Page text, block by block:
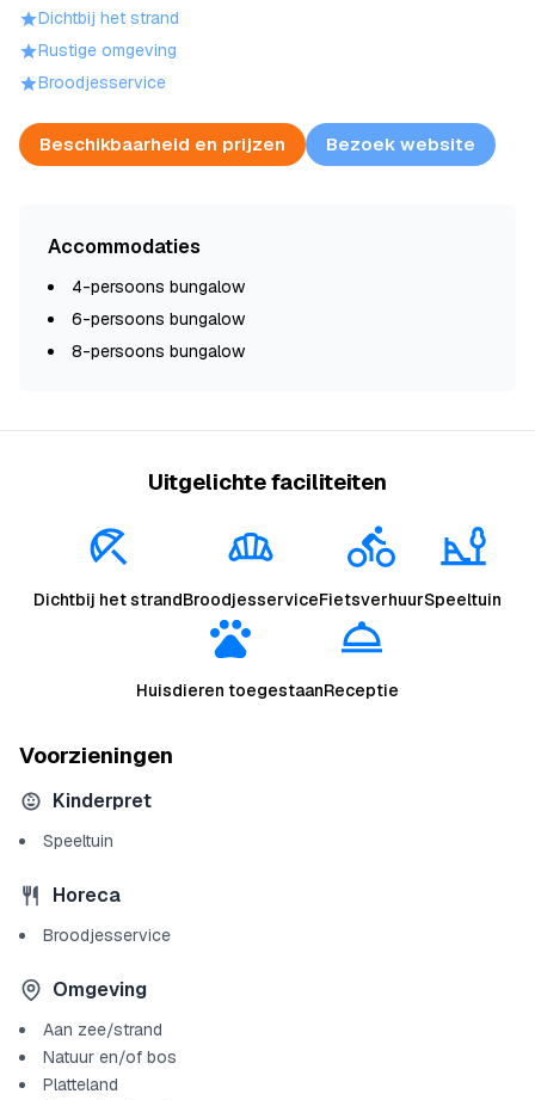
Dichtbij het strand
Rustige omgeving
Broodjesservice
Beschikbaarheid en prijzen Bezoek website
Accommodaties
4-persoons bungalow
6-persoons bungalow
8-persoons bungalow
Uitgelichte faciliteiten
Dichtbij het strandBroodjesserviceFietsverhuurSpeeltuin
Huisdieren toegestaanReceptie
Voorzieningen
Kinderpret
Speeltuin
Horeca
Broodjesservice
Omgeving
Aan zee/strand
Natuur en/of bos
Platteland